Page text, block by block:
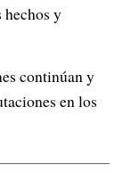
y
continúan y
en los